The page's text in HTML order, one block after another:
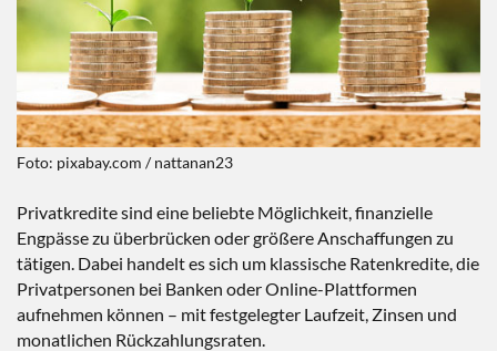
Foto: pixabay.com / nattanan23
Privatkredite sind eine beliebte Möglichkeit, finanzielle
Engpässe zu überbrücken oder größere Anschaffungen zu
tätigen. Dabei handelt es sich um klassische Ratenkredite, die
Privatpersonen bei Banken oder Online-Plattformen
aufnehmen können – mit festgelegter Laufzeit, Zinsen und
monatlichen Rückzahlungsraten.